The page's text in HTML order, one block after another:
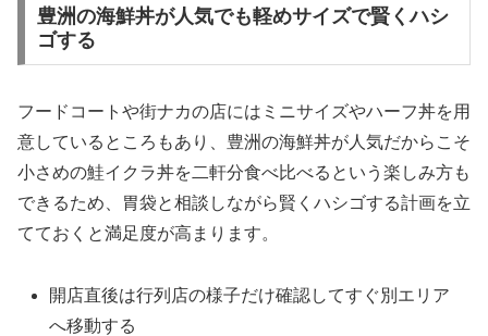
豊洲の海鮮丼が人気でも軽めサイズで賢くハシ
ゴする
フードコートや街ナカの店にはミニサイズやハーフ丼を用
意しているところもあり、豊洲の海鮮丼が人気だからこそ
小さめの鮭イクラ丼を二軒分食べ比べるという楽しみ方も
できるため、胃袋と相談しながら賢くハシゴする計画を立
てておくと満足度が高まります。
開店直後は行列店の様子だけ確認してすぐ別エリア
へ移動する